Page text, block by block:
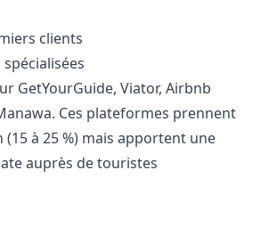
clients
GetYourGuide, Viator, Airbnb
Ces plateformes prennent
à 25 %) mais apportent une
auprès de touristes